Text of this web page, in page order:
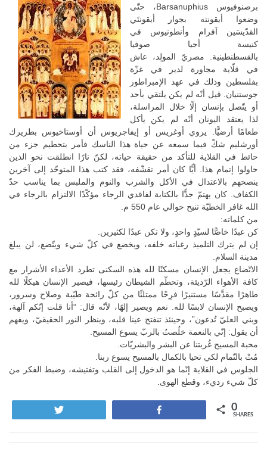
برصنوفيوس Barsanuphius، حتّى
وضعوا أيقونته بجوار أيقونتَي
القدّيسَين آفرام وأنطونيوس في
كنيسة أجيا صوفيا
بالقسطنطينية. مصريّ المولِد، عاش
في قلّاية مجاورة لدير في غزّة
بفلسطين وذلك في عهد الإمبراطور
جوستنيان. قيل أنّه لم يكن يلتقي بأحد
أو يتّصل بإنسان إلّا خلال المراسلة،
لذا يعتقد اليونان أنّه لم يكن يأكل
طعامًا أرضيًّا. يروي أوغريس أو إيفاجريوس أن أوستاخيوس بطريرك
أورشليم شكّ فيما سمعه عن حياة هذا الناسك فأمر بتحطيم جزء من
حائط في القلاية للتأكد من حقيقة حياته، لكنّ نارًا انطلقت نحو الذين
حاولوا إتمام هذا. أيًّا كان أمر تقشّفه، فقد كتب هذا المتوحّد إلى آخرين
ينصحهم بالاعتدال في الأكل والشرب والنوم والملبس بما يناسب حدّ
الكفاف. كان يهتمّ جدًّا بالكتابة لفاقدي الرجاء مؤكّدًا الالتزام بالرجاء في
الله غافر الخطيّة تنيح حوالي عام 550 م.
من كلماته:
كن عبدًا خاصًّا لسيّدٍ واحدٍ، ولا تكن عبدًا لكثيرين.
إن لم يترك التلميذ رغباته خلفه، ويخضع في كلّ شيء ويتّضع، لن يبلغ
مدينة السلام.
الاتّضاع يجعل الإنسان مسكنًا لله هذه السكنى تطرد الأعداء الأشرار مع
كافة الأهواء الرّديئة، وتحطّم الشيطان رئيسها، فيصير الإنسان هيكلًا لله
طاهرًا مقدَّسًا مستنيرًا فرِحًا ممتلئًا من كلّ رائحة طيّبة وصلاح وسرور،
ويصبح الإنسان لابسًا لله. نعم ويصير إلهًا، لأنّه قال: “أنا قلت إنّكم آلهة،
وبني العليّ تُدعون”، وحينئذ تنفتح عينا قلبه، وينظر النور الحقيقيّ، ويفهم
أن يقول: إنّي بالنعمة خلُصتُ بالربّ يسوع المسيح.
محبة المسيح غُربتنا عن البشر والبشريّات.
مُتْ بالتّمام لكي تحيا بالكمال بالمسيح يسوع ربنا.
الجلوس في القلاية إنّما هو الدخول إلى القلب وتفتيشه، وضبط الفكر من
كلّ شيء رديء، وقطع الهوى.
0
SHARES